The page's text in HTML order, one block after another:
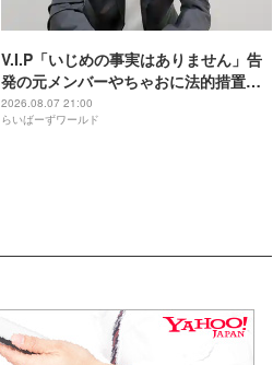
V.I.P「いじめの事実はありません」告
発の元メンバーやちゃおに法的措置を
準備
2026.08.07 21:00
らいばーずワールド